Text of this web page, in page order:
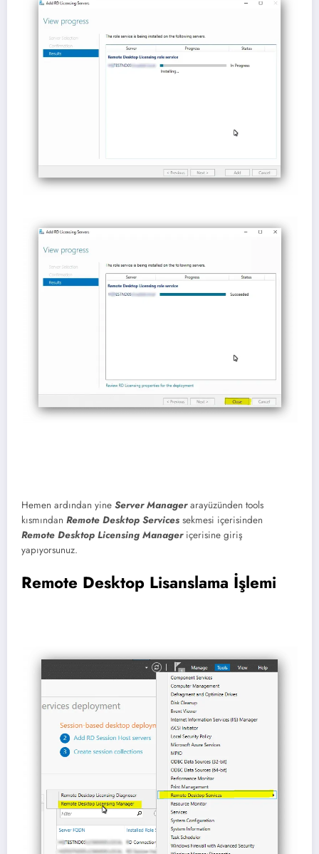
Hemen ardından yine Server Managerarayüzünden tools
kısmından Remote Desktop Services sekmesi içerisinden
Remote Desktop Licensing Manageriçerisine giriş
yapıyorsunuz.
Remote Desktop Lisanslama İşlemi